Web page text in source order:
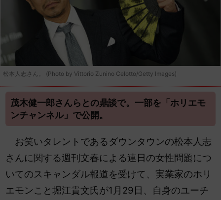
松本人志さん。 (Photo by Vittorio Zunino Celotto/Getty Images)
茂木健一郎さんらとの鼎談で。一部を「ホリエモ
ンチャンネル」で公開。
お笑いタレントであるダウンタウンの松本人志
さんに関する週刊文春による連日の女性問題につ
いてのスキャンダル報道を受けて、実業家のホリ
エモンこと堀江貴文氏が1月29日、自身のユーチ